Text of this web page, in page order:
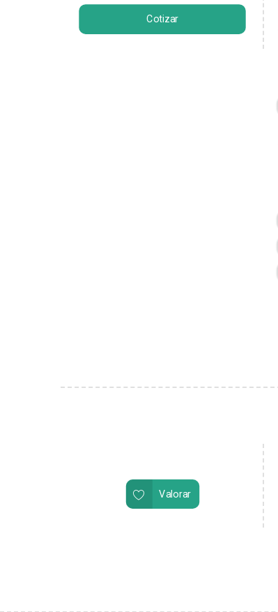
Cotizar
Valorar